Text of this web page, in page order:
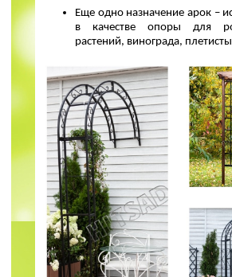
Еще одно назначение арок –
в качестве опоры для
растений, винограда,